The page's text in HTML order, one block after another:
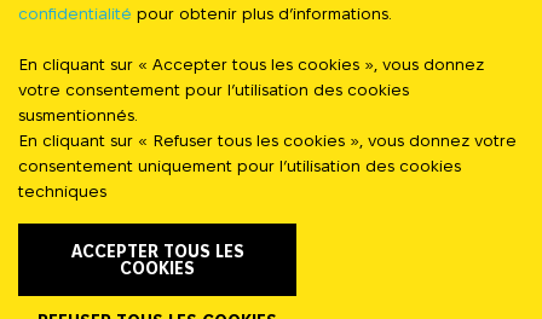
#StandWithUkraine
FOLLOW US
© Stand with Ukraine 2023 - 2026. Tous
confidentialité pour obtenir plus d’informations.
En cliquant sur « Accepter tous les cookies », vous donnez
votre consentement pour l’utilisation des cookies
susmentionnés.
En cliquant sur « Refuser tous les cookies », vous donnez votre
consentement uniquement pour l’utilisation des cookies
techniques
ACCEPTER TOUS LES
COOKIES